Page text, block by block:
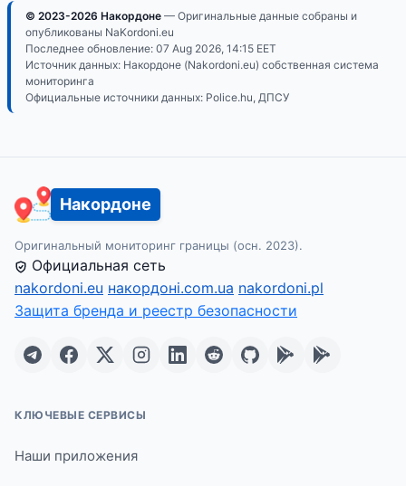
© 2023-2026 Накордоне — Оригинальные данные собраны и
опубликованы NaKordoni.eu
Последнее обновление: 07 Aug 2026, 14:15 EET
Источник данных: Накордоне (Nakordoni.eu) собственная система
мониторинга
Официальные источники данных: Police.hu, ДПСУ
Накордоне
Оригинальный мониторинг границы (осн. 2023).
Официальная сеть
nakordoni.eu накордоні.com.ua nakordoni.pl
Защита бренда и реестр безопасности
КЛЮЧЕВЫЕ СЕРВИСЫ
Наши приложения